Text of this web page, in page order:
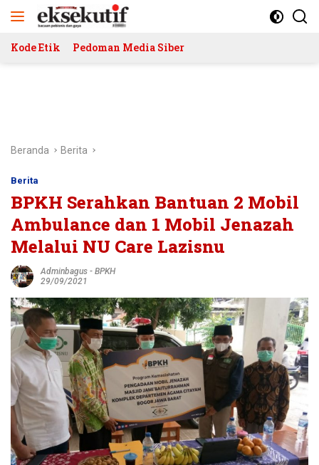
Kode Etik Pedoman Media Siber
Beranda Berita
Berita
BPKH Serahkan Bantuan 2 Mobil
Ambulance dan 1 Mobil Jenazah
Melalui NU Care Lazisnu
Adminbagus - BPKH
29/09/2021